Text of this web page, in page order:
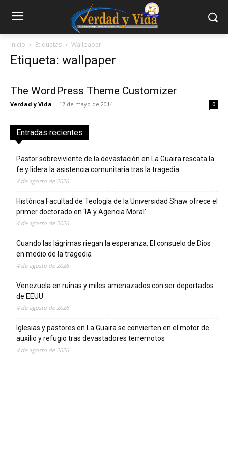
Inicio Etiquetas Wallpaper
Etiqueta: wallpaper
The WordPress Theme Customizer
Verdad y Vida - 17 de mayo de 2014 0
Entradas recientes
Pastor sobreviviente de la devastación en La Guaira rescata la
fe y lidera la asistencia comunitaria tras la tragedia
4 de agosto de 2026
Histórica Facultad de Teología de la Universidad Shaw ofrece el
primer doctorado en ‘IA y Agencia Moral’
4 de agosto de 2026
Cuando las lágrimas riegan la esperanza: El consuelo de Dios
en medio de la tragedia
4 de agosto de 2026
Venezuela en ruinas y miles amenazados con ser deportados
de EEUU
4 de agosto de 2026
Iglesias y pastores en La Guaira se convierten en el motor de
auxilio y refugio tras devastadores terremotos
4 de agosto de 2026